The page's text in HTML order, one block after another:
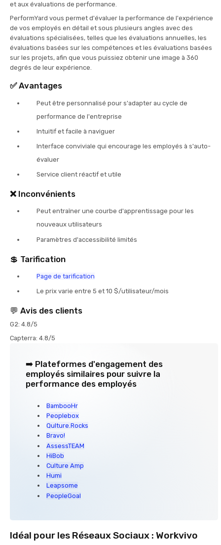
et aux évaluations de performance.
PerformYard vous permet d'évaluer la performance de l'expérience
de vos employés en détail et sous plusieurs angles avec des
évaluations spécialisées, telles que les évaluations annuelles, les
évaluations basées sur les compétences et les évaluations basées
sur les projets, afin que vous puissiez obtenir une image à 360
degrés de leur expérience.
✅Avantages
Peut être personnalisé pour s'adapter au cycle de
performance de l'entreprise
Intuitif et facile à naviguer
Interface conviviale qui encourage les employés à s'auto-
évaluer
Service client réactif et utile
❌ Inconvénients
Peut entraîner une courbe d'apprentissage pour les
nouveaux utilisateurs
Paramètres d'accessibilité limités
💲 Tarification
Page de tarification
Le prix varie entre 5 et 10 $/utilisateur/mois
💬 Avis des clients
G2: 4.8/5
Capterra: 4.8/5
➡️ Plateformes d'engagement des
employés similaires pour suivre la
performance des employés
BambooHr
Peoplebox
Qulture.Rocks
Bravo!
AssessTEAM
HiBob
Culture Amp
Humi
Leapsome
PeopleGoal
Idéal pour les Réseaux Sociaux : Workvivo